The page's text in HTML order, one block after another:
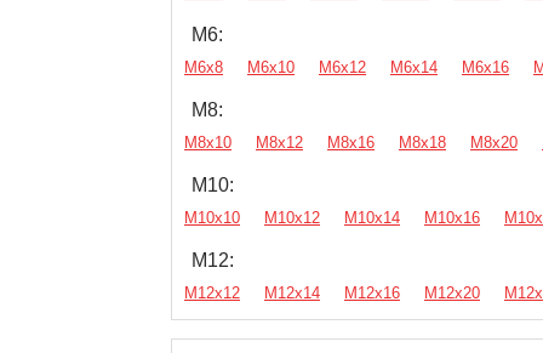
М6:
М6х8 М6х10 М6х12 М6х14 М6х16
М8:
М8х10 М8х12 М8х16 М8х18 М8х20
М10:
М10х10 М10х12 М10х14 М10х16
М12:
М12х12 М12х14 М12х16 М12х20